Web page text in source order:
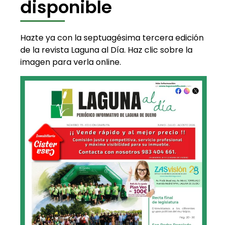
disponible
Hazte ya con la septuagésima tercera edición
de la revista Laguna al Día. Haz clic sobre la
imagen para verla online.